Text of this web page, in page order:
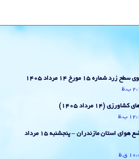
15 مورخ 14 مرداد 1405
(14 مرداد ۱۴۰۵)
پیش بینی 7 روزه وضع هوای استان مازندران – پنجشنبه 15 مرداد